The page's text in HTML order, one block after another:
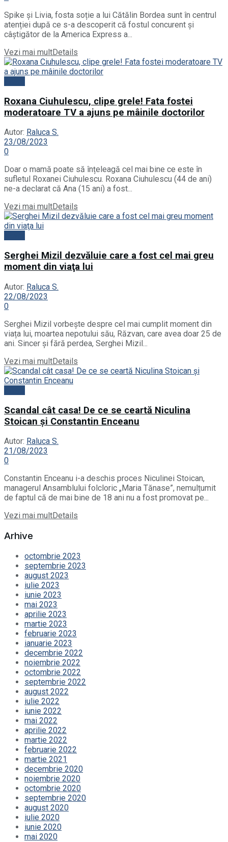
Spike și Livia, fosta soție a lui Cătălin Bordea sunt în centrul
atenției după ce s-a descoperit că fostul concurent și
câștigător de la America Express a...
Vezi mai multDetails
Roxana Ciuhulescu, clipe grele! Fata fostei
moderatoare TV a ajuns pe mâinile doctorilor
Autor: Raluca S.
23/08/2023
0
Doar o mamă poate să înțeleagă cel mai bine ce este în
sufletul Roxanei Ciuhulescu. Roxana Ciuhulescu (44 de ani)
ne-a declarat că Ana (15 ani) a fost...
Vezi mai multDetails
Serghei Mizil dezvăluie care a fost cel mai greu
moment din viaţa lui
Autor: Raluca S.
22/08/2023
0
Serghei Mizil vorbește despre cel mai cumplit moment din
viața lui, moartea nepotului său, Răzvan, care avea doar 25 de
ani. Sincer și fără perdea, Serghei Mizil...
Vezi mai multDetails
Scandal cât casa! De ce se ceartă Niculina
Stoican și Constantin Enceanu
Autor: Raluca S.
21/08/2023
0
Constantin Enceanu i-a deschis proces Niculinei Stoican,
managerul Ansamblului folcloric „Maria Tănase”, nemulțumit
de faptul că de mai bine de 18 ani nu a fost promovat pe...
Vezi mai multDetails
Arhive
octombrie 2023
septembrie 2023
august 2023
iulie 2023
iunie 2023
mai 2023
aprilie 2023
martie 2023
februarie 2023
ianuarie 2023
decembrie 2022
noiembrie 2022
octombrie 2022
septembrie 2022
august 2022
iulie 2022
iunie 2022
mai 2022
aprilie 2022
martie 2022
februarie 2022
martie 2021
decembrie 2020
noiembrie 2020
octombrie 2020
septembrie 2020
august 2020
iulie 2020
iunie 2020
mai 2020